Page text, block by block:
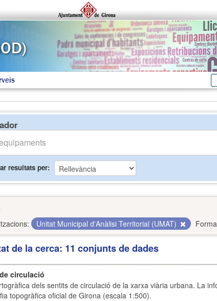
resultats per
Unitat Municipal d'Anàlisi Territorial (UMAT)
de la cerca: 11 conjunts de dades
circulació
dels sentits de circulació de la xarxa viària urbana. La
topogràfica oficial de Girona (escala 1:500).